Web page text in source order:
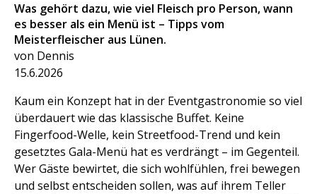
Was gehört dazu, wie viel Fleisch pro Person, wann
es besser als ein Menü ist – Tipps vom
Meisterfleischer aus Lünen.
von Dennis
15.6.2026
Kaum ein Konzept hat in der Eventgastronomie so viel
überdauert wie das klassische Buffet. Keine
Fingerfood-Welle, kein Streetfood-Trend und kein
gesetztes Gala-Menü hat es verdrängt – im Gegenteil.
Wer Gäste bewirtet, die sich wohlfühlen, frei bewegen
und selbst entscheiden sollen, was auf ihrem Teller